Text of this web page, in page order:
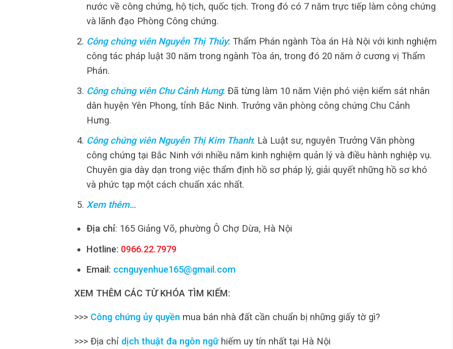
nước về công chứng, hộ tịch, quốc tịch. Trong đó có 7 năm trực tiếp làm công chứng
và lãnh đạo Phòng Công chứng.
Công chứng viên Nguyễn Thị Thủy: Thẩm Phán ngành Tòa án Hà Nội với kinh nghiệm
công tác pháp luật 30 năm trong ngành Tòa án, trong đó 20 năm ở cương vị Thẩm
Phán.
Công chứng viên Chu Cảnh Hưng: Đã từng làm 10 năm Viện phó viện kiểm sát nhân
dân huyện Yên Phong, tỉnh Bắc Ninh. Trưởng văn phòng công chứng Chu Cảnh
Hưng.
Công chứng viên Nguyễn Thị Kim Thanh: Là Luật sư, nguyên Trưởng Văn phòng
công chứng tại Bắc Ninh với nhiều năm kinh nghiệm quản lý và điều hành nghiệp vụ.
Chuyên gia dày dạn trong việc thẩm định hồ sơ pháp lý, giải quyết những hồ sơ khó
và phức tạp một cách chuẩn xác nhất.
Xem thêm…
Địa chỉ: 165 Giảng Võ, phường Ô Chợ Dừa, Hà Nội
Hotline: 0966.22.7979
Email: ccnguyenhue165@gmail.com
XEM THÊM CÁC TỪ KHÓA TÌM KIẾM:
>>> Công chứng ủy quyền mua bán nhà đất cần chuẩn bị những giấy tờ gì?
>>> Địa chỉ dịch thuật đa ngôn ngữ hiếm uy tín nhất tại Hà Nội